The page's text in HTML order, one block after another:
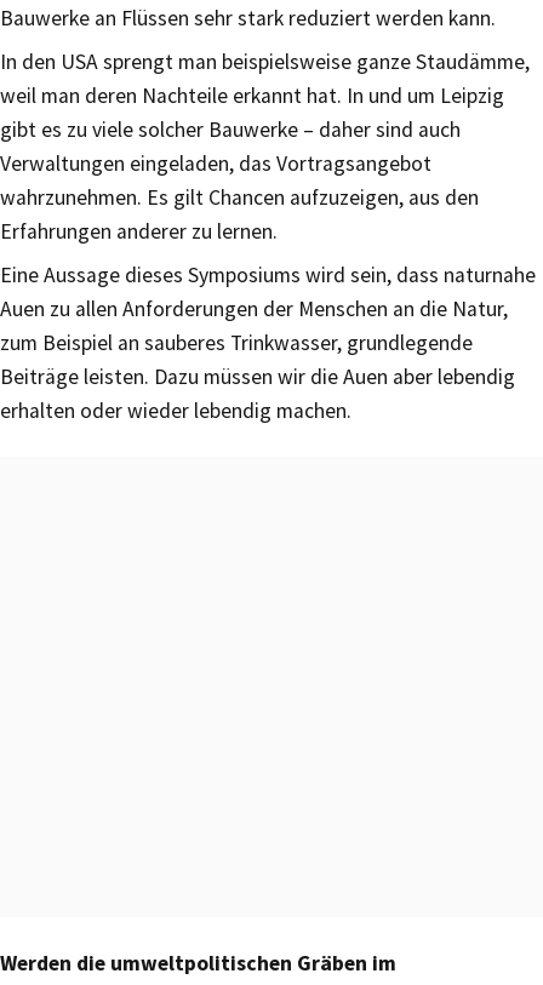
Bauwerke an Flüssen sehr stark reduziert werden kann.
In den USA sprengt man beispielsweise ganze Staudämme,
weil man deren Nachteile erkannt hat. In und um Leipzig
gibt es zu viele solcher Bauwerke – daher sind auch
Verwaltungen eingeladen, das Vortragsangebot
wahrzunehmen. Es gilt Chancen aufzuzeigen, aus den
Erfahrungen anderer zu lernen.
Eine Aussage dieses Symposiums wird sein, dass naturnahe
Auen zu allen Anforderungen der Menschen an die Natur,
zum Beispiel an sauberes Trinkwasser, grundlegende
Beiträge leisten. Dazu müssen wir die Auen aber lebendig
erhalten oder wieder lebendig machen.
Werden die umweltpolitischen Gräben im